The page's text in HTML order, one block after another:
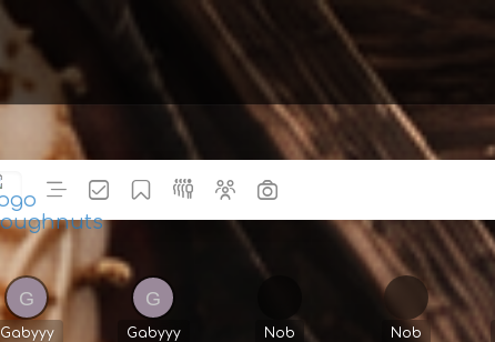
Actividad
Siguiendo
Guardado
Miembros
GruposFotos
Gabyyy Gabyyy Nob Nob